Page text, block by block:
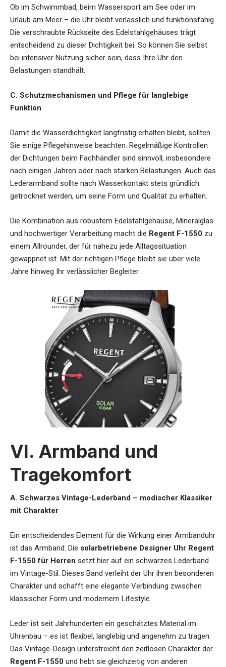
Ob im Schwimmbad, beim Wassersport am See oder im
Urlaub am Meer – die Uhr bleibt verlässlich und funktionsfähig.
Die verschraubte Rückseite des Edelstahlgehäuses trägt
entscheidend zu dieser Dichtigkeit bei. So können Sie selbst
bei intensiver Nutzung sicher sein, dass Ihre Uhr den
Belastungen standhält.
C. Schutzmechanismen und Pflege für langlebige
Funktion
Damit die Wasserdichtigkeit langfristig erhalten bleibt, sollten
Sie einige Pflegehinweise beachten. Regelmäßige Kontrollen
der Dichtungen beim Fachhändler sind sinnvoll, insbesondere
nach einigen Jahren oder nach starken Belastungen. Auch das
Lederarmband sollte nach Wasserkontakt stets gründlich
getrocknet werden, um seine Form und Qualität zu erhalten.
Die Kombination aus robustem Edelstahlgehäuse, Mineralglas
und hochwertiger Verarbeitung macht die Regent F-1550 zu
einem Allrounder, der für nahezu jede Alltagssituation
gewappnet ist. Mit der richtigen Pflege bleibt sie über viele
Jahre hinweg Ihr verlässlicher Begleiter.
VI. Armband und
Tragekomfort
A. Schwarzes Vintage-Lederband – modischer Klassiker
mit Charakter
Ein entscheidendes Element für die Wirkung einer Armbanduhr
ist das Armband. Die solarbetriebene Designer Uhr Regent
F-1550 für Herren setzt hier auf ein schwarzes Lederband
im Vintage-Stil. Dieses Band verleiht der Uhr ihren besonderen
Charakter und schafft eine elegante Verbindung zwischen
klassischer Form und modernem Lifestyle.
Leder ist seit Jahrhunderten ein geschätztes Material im
Uhrenbau – es ist flexibel, langlebig und angenehm zu tragen.
Das Vintage-Design unterstreicht den zeitlosen Charakter der
Regent F-1550 und hebt sie gleichzeitig von anderen